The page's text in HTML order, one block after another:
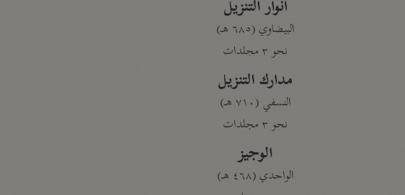
أنوار التنزيل
البيضاوي (٦٨٥ هـ)
نحو ٣ مجلدات
مدارك التنزيل
النسفي (٧١٠ هـ)
نحو ٣ مجلدات
الوجيز
الواحدي (٤٦٨ هـ)